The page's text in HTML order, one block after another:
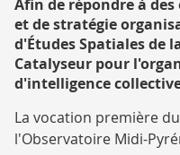
Afin de répondre à
et de stratégie
d'Études Spatiales de
Catalyseur pour
d'intelligence
La vocation première du
l'Observatoire Midi-